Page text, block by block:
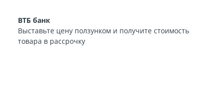
ВТБ банк
Выставьте цену ползунком и получите стоимость
товара в рассрочку